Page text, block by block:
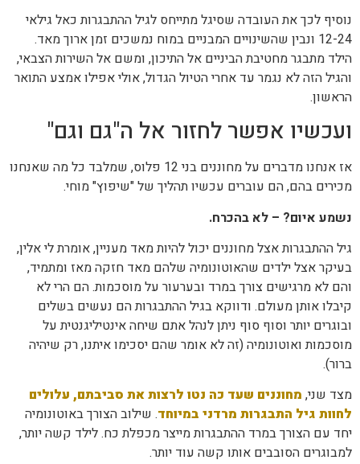
נוסיף לכך את העובדה שסיגל מתייחס לגיל ההתבגרות כאל גילאי
12-24 ונבין שהשינויים המבניים במוח נמשכים זמן ארוך מאד.
הילד מתבגר מחטיבת הביניים אל התיכון, ומשם אל השירות הצבאי,
והגיל הזה לא נגמר עד אחרי הטיול הגדול, אולי אפילו אמצע התואר
הראשון.
ועכשיו אפשר לחזור אל ה"גם וגם"
אז אנחנו מדברים על מחוננים בני 12 פלוס, שמלבד כל מה שאנחנו
מכירים בהם, הם עוברים עכשיו תהליך של "שיפוץ" מוחי.
נשמע איום? – לא בהכרח.
גיל ההתבגרות אצל מחוננים יכול להיות מאד מעניין, אומרת לי אלין,
בעיקר אצל ילדים שהאוטונומיה שלהם מאד חזקה מאז ומתמיד,
והם לא מרגישים צורך במרד ובערעור על מוסכמות. הם הרי לא
קיבלו אותן מעולם. ודווקא בגיל ההתבגרות הם נעשים בשלים
ובוגרים יותר וסוף סוף ניתן לנהל אתם שיחה אינטיליגנטית על
מוסכמות ואוטונומיה (זה לא אומר שהם יסכימו איתנו, רק שיהיה
ברור).
מצד שני, מחוננים שעד כה נטו לרצות את סביבתם, עלולים
לחוות גיל התבגרות מרדני במיוחד. שילוב הצורך באוטונומיה
יחד עם הצורך במרד ההתבגרות מייצר מכפלת כח. לילד קשה יותר,
למבוגרים הסובבים אותו קשה עוד יותר.